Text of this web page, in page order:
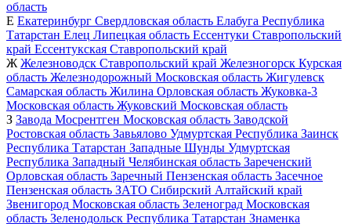
область
Е Екатеринбург Свердловская область Елабуга Республика
Татарстан Елец Липецкая область Ессентуки Ставропольский
край Ессентукская Ставропольский край
Ж Железноводск Ставропольский край Железногорск Курская
область Железнодорожный Московская область Жигулевск
Самарская область Жилина Орловская область Жуковка-3
Московская область Жуковский Московская область
З Завода Мосрентген Московская область Заводской
Ростовская область Завьялово Удмуртская Республика Заинск
Республика Татарстан Западные Шунды Удмуртская
Республика Западный Челябинская область Зареченский
Орловская область Заречный Пензенская область Засечное
Пензенская область ЗАТО Сибирский Алтайский край
Звенигород Московская область Зеленоград Московская
область Зеленодольск Республика Татарстан Знаменка